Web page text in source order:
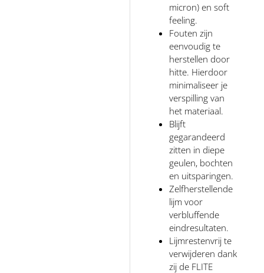
micron) en soft
feeling.
Fouten zijn
eenvoudig te
herstellen door
hitte. Hierdoor
minimaliseer je
verspilling van
het materiaal.
Blijft
gegarandeerd
zitten in diepe
geulen, bochten
en uitsparingen.
Zelfherstellende
lijm voor
verbluffende
eindresultaten.
Lijmrestenvrij te
verwijderen dank
zij de FLITE